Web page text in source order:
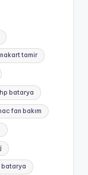
tamir
hp batarya
fan bakım
batarya